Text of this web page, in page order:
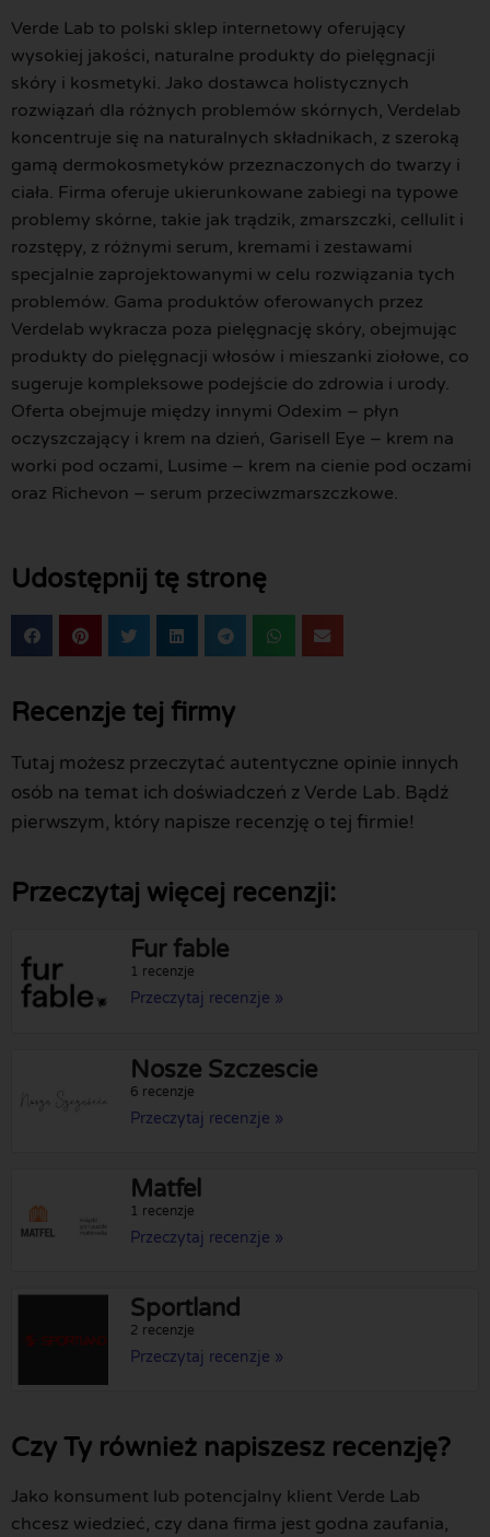
Verde Lab to polski sklep internetowy oferujący
wysokiej jakości, naturalne produkty do pielęgnacji
skóry i kosmetyki. Jako dostawca holistycznych
rozwiązań dla różnych problemów skórnych, Verdelab
koncentruje się na naturalnych składnikach, z szeroką
gamą dermokosmetyków przeznaczonych do twarzy i
ciała. Firma oferuje ukierunkowane zabiegi na typowe
problemy skórne, takie jak trądzik, zmarszczki, cellulit i
rozstępy, z różnymi serum, kremami i zestawami
specjalnie zaprojektowanymi w celu rozwiązania tych
problemów. Gama produktów oferowanych przez
Verdelab wykracza poza pielęgnację skóry, obejmując
produkty do pielęgnacji włosów i mieszanki ziołowe, co
sugeruje kompleksowe podejście do zdrowia i urody.
Oferta obejmuje między innymi Odexim – płyn
oczyszczający i krem na dzień, Garisell Eye – krem na
worki pod oczami, Lusime – krem na cienie pod oczami
oraz Richevon – serum przeciwzmarszczkowe.
Udostępnij tę stronę
Recenzje tej firmy
Tutaj możesz przeczytać autentyczne opinie innych
osób na temat ich doświadczeń z Verde Lab. Bądź
pierwszym, który napisze recenzję o tej firmie!
Przeczytaj więcej recenzji:
Fur fable
1 recenzje
Przeczytaj recenzje »
Nosze Szczescie
6 recenzje
Przeczytaj recenzje »
Matfel
1 recenzje
Przeczytaj recenzje »
Sportland
2 recenzje
Przeczytaj recenzje »
Czy Ty również napiszesz recenzję?
Jako konsument lub potencjalny klient Verde Lab
chcesz wiedzieć, czy dana firma jest godna zaufania,